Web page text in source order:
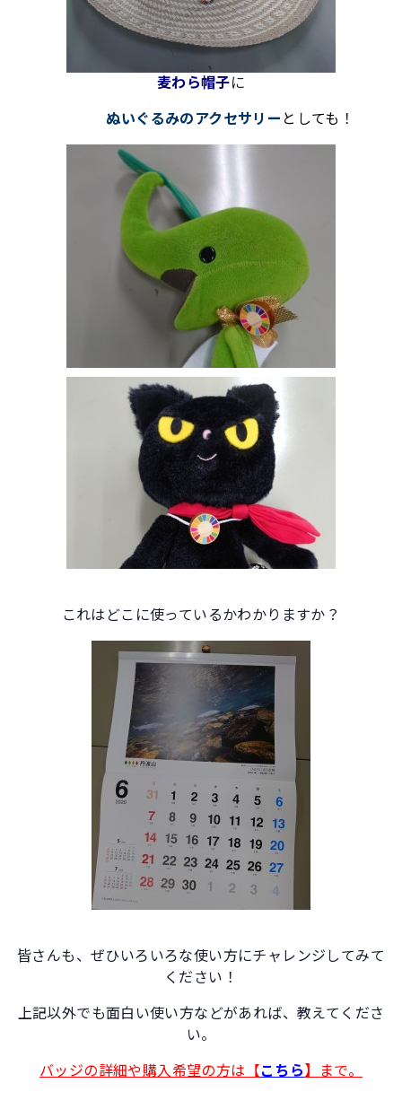
麦わら帽子に
ぬいぐるみのアクセサリー としても ！
これはどこに使っているかわかりますか？
皆さんも、ぜひいろいろな使い方にチャレンジしてみて
ください！
上記以外でも面白い使い方などがあれば、教えてくださ
い。
バッジの詳細や購入希望の方は【こちら 】 まで。